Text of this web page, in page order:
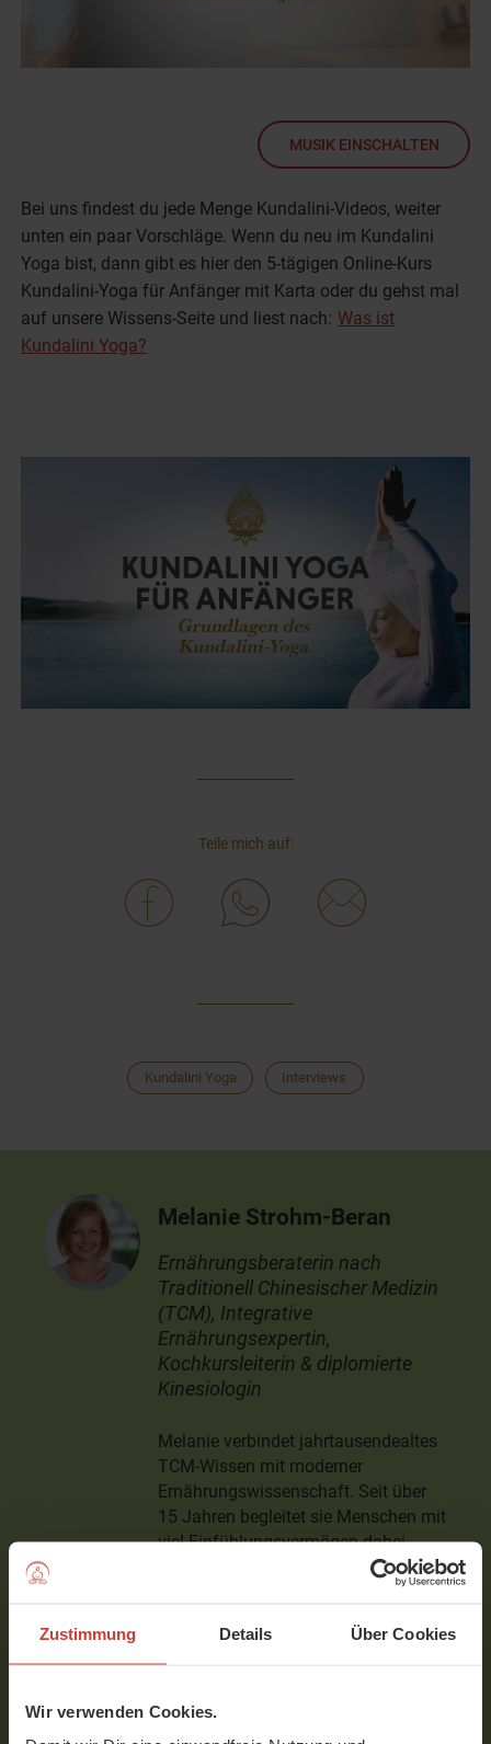
Zustimmung Details Über Cookies
Wir verwenden Cookies.
MUSIK EINSCHALTEN
Bei uns findest du jede Menge Kundalini-Videos, weiter
unten ein paar Vorschläge. Wenn du neu im Kundalini
Yoga bist, dann gibt es hier den 5-tägigen Online-Kurs
Kundalini-Yoga für Anfänger mit Karta oder du gehst mal
auf unsere Wissens-Seite und liest nach: Was ist
Kundalini Yoga?
Teile mich auf:
Kundalini Yoga Interviews
Melanie Strohm-Beran
Ernährungsberaterin nach
Traditionell Chinesischer Medizin
(TCM), Integrative
Ernährungsexpertin,
Kochkursleiterin & diplomierte
Kinesiologin
Melanie verbindet jahrtausendealtes
TCM-Wissen mit moderner
Ernährungswissenschaft. Seit über
15 Jahren begleitet sie Menschen mit
viel Einfühlungsvermögen dabei,
Körper, Geist und Seele in Einklang
zu bringen – ob bei Erschöpfung,
hormonellen Ungleichgewichten.
YogeMeHome die